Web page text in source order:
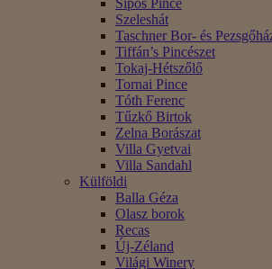
Szeleshát
Taschner Bor- és
Tiffán’s Pincészet
Tokaj-Hétszőlő
Tornai Pince
Tóth Ferenc
Tűzkő Birtok
Zelna Borászat
Villa Gyetvai
Villa Sandahl
Külföldi
Balla Géza
Olasz borok
Recas
Új-Zéland
Világi Winery